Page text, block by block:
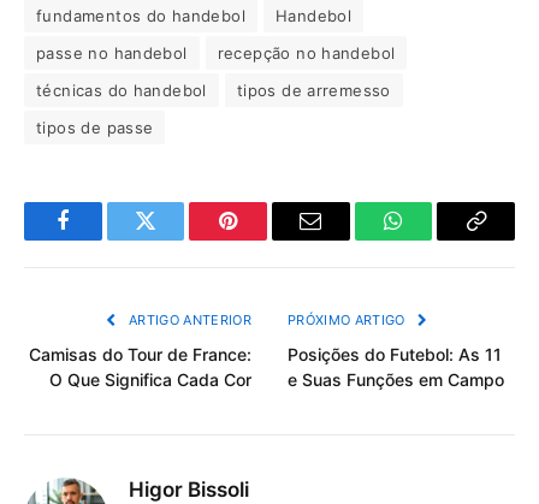
fundamentos do handebol
Handebol
passe no handebol
recepção no handebol
técnicas do handebol
tipos de arremesso
tipos de passe
FacebookTwitter Pinterest Email WhatsAppCopiar
ARTIGO ANTERIOR
Camisas do Tour de France:
O Que Significa Cada Cor
PRÓXIMO ARTIGO
Posições do Futebol: As 11
e Suas Funções em Campo
Higor Bissoli